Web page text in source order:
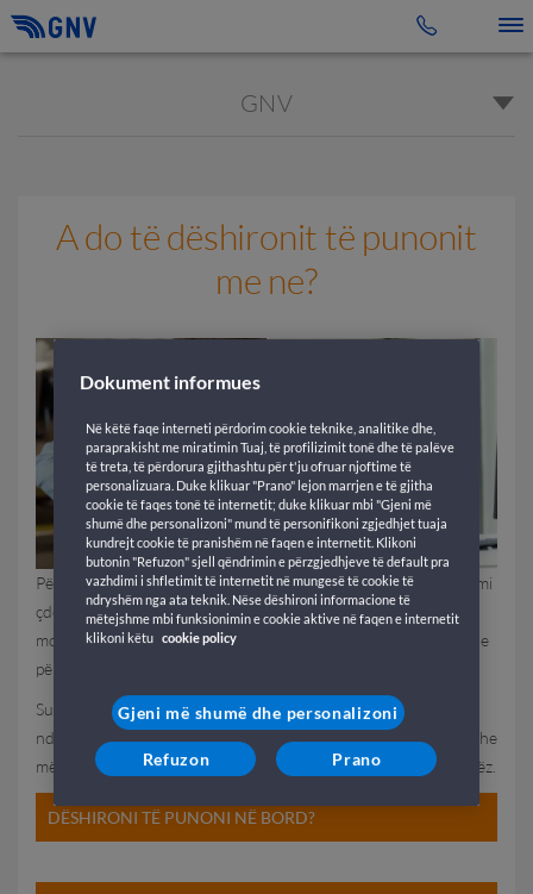
GNV
A do të dëshironit të punonit
me ne?
Për GNV, njerëzit janë një burim thelbësor: së bashku përballemi
çdo ditë me sfida dhe objektiva të reja. Kërkojmë persona të
motivuar dhe me prirje të fortë për një mjedis multikulturor dhe
për punën në ekip, të cilët kanë pasion për detin.
Suksesi i çdo kompanie varet nga profesionalizmi, motivimi dhe
ndjenja e përkatësisë së njerëzve që janë pjesë e saj: kjo vlen edhe
më shumë për GNV, e cila me tragetet e saj lidh vende dhe njerëz.
DËSHIRONI TË PUNONI NË BORD?
Dokument informues
Në këtë faqe interneti përdorim cookie teknike, analitike dhe,
paraprakisht me miratimin Tuaj, të profilizimit tonë dhe të palëve
të treta, të përdorura gjithashtu për t'ju ofruar njoftime të
personalizuara. Duke klikuar "Prano" lejon marrjen e të gjitha
cookie të faqes tonë të internetit; duke klikuar mbi "Gjeni më
shumë dhe personalizoni" mund të personifikoni zgjedhjet tuaja
kundrejt cookie të pranishëm në faqen e internetit. Klikoni
butonin "Refuzon" sjell qëndrimin e përzgjedhjeve të default pra
vazhdimi i shfletimit të internetit në mungesë të cookie të
ndryshëm nga ata teknik. Nëse dëshironi informacione të
mëtejshme mbi funksionimin e cookie aktive në faqen e internetit
klikoni këtu cookie policy
Gjeni më shumë dhe personalizoni
Refuzon Prano